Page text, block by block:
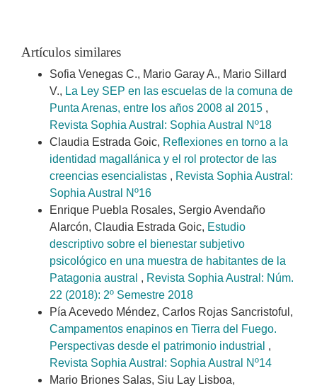
Artículos similares
Sofia Venegas C., Mario Garay A., Mario Sillard
V., La Ley SEP en las escuelas de la comuna de
Punta Arenas, entre los años 2008 al 2015 ,
Revista Sophia Austral: Sophia Austral Nº18
Claudia Estrada Goic, Reflexiones en torno a la
identidad magallánica y el rol protector de las
creencias esencialistas , Revista Sophia Austral:
Sophia Austral Nº16
Enrique Puebla Rosales, Sergio Avendaño
Alarcón, Claudia Estrada Goic, Estudio
descriptivo sobre el bienestar subjetivo
psicológico en una muestra de habitantes de la
Patagonia austral , Revista Sophia Austral: Núm.
22 (2018): 2º Semestre 2018
Pía Acevedo Méndez, Carlos Rojas Sancristoful,
Campamentos enapinos en Tierra del Fuego.
Perspectivas desde el patrimonio industrial ,
Revista Sophia Austral: Sophia Austral Nº14
Mario Briones Salas, Siu Lay Lisboa,